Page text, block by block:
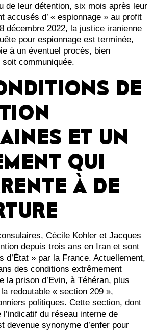
de leur détention, six mois après leur
accusés d’ « espionnage » au profit
décembre 2022, la justice iranienne
pour espionnage est terminée,
à un éventuel procès, bien
soit communiquée.
DE
ET UN
QUI
À DE
Cécile Kohler et Jacques
depuis trois ans en Iran et sont
d’État » par la France. Actuellement,
des conditions extrêmement
la prison d’Evin, à Téhéran, plus
redoutable « section 209 »,
politiques. Cette section, dont
du réseau interne de
devenue synonyme d’enfer pour